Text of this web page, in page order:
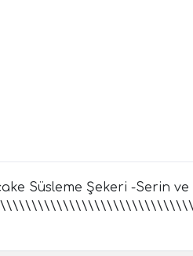
Süsleme Şekeri -Serin